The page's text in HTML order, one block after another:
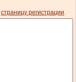
страницу регистрации.